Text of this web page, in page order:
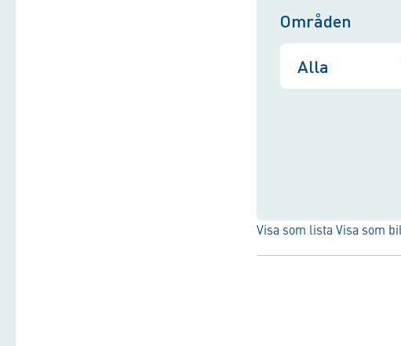
Områden
Visa som lista Visa som